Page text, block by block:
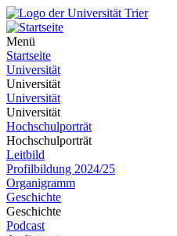
Menü
Startseite
Universität
Universität
Universität
Universität
Hochschulporträt
Hochschulporträt
Leitbild
Profilbildung 2024/25
Organigramm
Geschichte
Geschichte
Podcast